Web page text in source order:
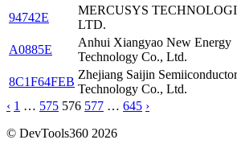
94742E
MERCUSYS
LTD.
A0885E
Anhui Xiangyao New Energy
Technology Co., Ltd.
8C1F64FEB
Zhejiang Saijin Semiiconductor
Technology Co., Ltd.
‹ 1 … 575 576 577 … 645 ›
© DevTools360 2026